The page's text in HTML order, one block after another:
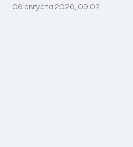
06 августа 2026, 09:02